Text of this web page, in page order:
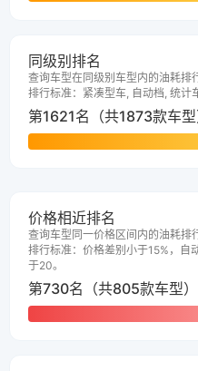
同级别排名
查询车型在同级别车型内的油耗排
排行标准：紧凑型车, 自动档, 统计
第1621名（共1873款车型
价格相近排名
查询车型同一价格区间内的油耗排
排行标准：价格差别小于15%，自
于20。
第730名（共805款车型）